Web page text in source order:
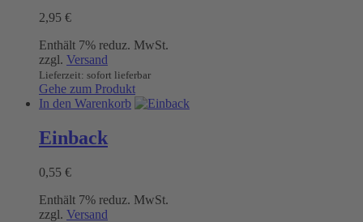
2,95 €
Enthält 7% reduz. MwSt.
zzgl. Versand
Lieferzeit: sofort lieferbar
Gehe zum Produkt
In den Warenkorb
Einback
0,55 €
Enthält 7% reduz. MwSt.
zzgl. Versand